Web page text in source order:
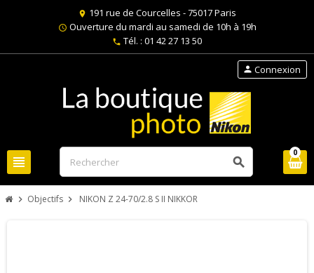
location_on 191 rue de Courcelles - 75017 Paris
schedule Ouverture du mardi au samedi de 10h à 19h
phone Tél. : 01 42 27 13 50
view_headline search
person Connexion
0
chevron_right Objectifs chevron_right NIKON Z 24-70/2.8 S II NIKKOR